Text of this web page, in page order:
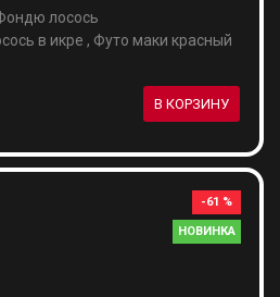
лосось
в икре , Футо маки красный
В КОРЗИНУ
НОВИНКА
-61 %